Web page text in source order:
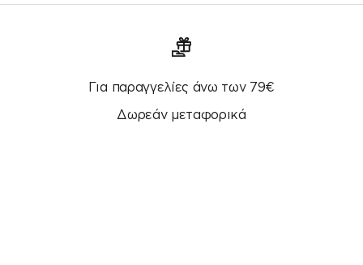
Για παραγγελίες άνω των 79€
Δωρεάν μεταφορικά